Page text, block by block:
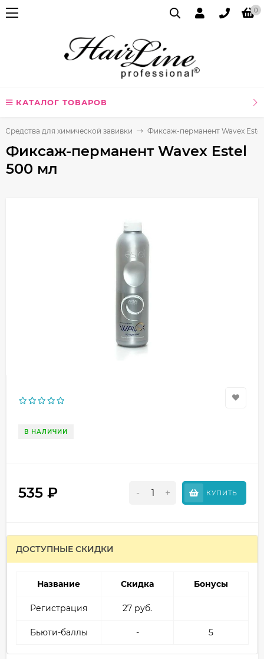
0
КАТАЛОГ ТОВАРОВ
Средства для химической завивки Фиксаж-перманент Wavex
Фиксаж-перманент Wavex Estel
500 мл
В НАЛИЧИИ
535 ₽ - + КУПИТЬ
ДОСТУПНЫЕ СКИДКИ
Название Скидка Бонусы
Регистрация 27 руб.
Бьюти-баллы - 5